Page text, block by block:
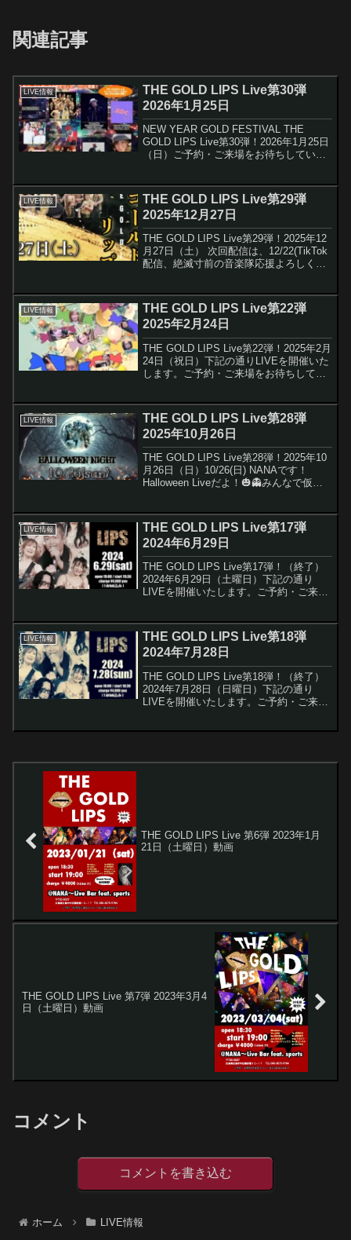
関連記事
LIVE情報
THE GOLD LIPS Live第30弾
2026年1月25日
NEW YEAR GOLD FESTIVAL THE
GOLD LIPS Live第30弾！2026年1月25日
（日）ご予約・ご来場をお待ちしていま
（日)Open S...
LIVE情報
THE GOLD LIPS Live第29弾
2025年12月27日
THE GOLD LIPS Live第29弾！2025年12
月27日（土） 次回配信は、12/22(TikTok
配信、絶滅寸前の音楽隊⁡応援よろしくお
ます 沢山...
LIVE情報
THE GOLD LIPS Live第22弾
2025年2月24日
THE GOLD LIPS Live第22弾！2025年2月
24日（祝日）下記の通りLIVEを開催いた
します。ご予約・ご来場をお待ちしてい
ちら＜日時・料金＞ 2025年...
LIVE情報
THE GOLD LIPS Live第28弾
2025年10月26日
THE GOLD LIPS Live第28弾！2025年10
月26日（日）10/26(日) NANAです！
Halloween Liveだよ！🎃👻みんなで仮装
Live...
LIVE情報
THE GOLD LIPS Live第17弾
2024年6月29日
THE GOLD LIPS Live第17弾！（終了）
2024年6月29日（土曜日）下記の通り
LIVEを開催いたします。ご予約・ご来場
す。 ご予約はこちら
＜日時・Char...
LIVE情報
THE GOLD LIPS Live第18弾
2024年7月28日
THE GOLD LIPS Live第18弾！（終了）
2024年7月28日（日曜日）下記の通り
LIVEを開催いたします。ご予約・ご来場
THE GOLD LIPS Live 第6弾 2023年1月
21日（土曜日）動画
THE GOLD LIPS Live 第7弾 2023年3月4
日（土曜日）動画
コメント
コメントを書き込む
ホーム LIVE情報